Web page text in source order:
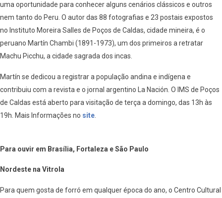
uma oportunidade para conhecer alguns cenários clássicos e outros
nem tanto do Peru. O autor das 88 fotografias e 23 postais expostos
no Instituto Moreira Salles de Poços de Caldas, cidade mineira, é o
peruano Martín Chambi (1891-1973), um dos primeiros a retratar
Machu Picchu, a cidade sagrada dos incas.
Martín se dedicou a registrar a população andina e indígena e
contribuiu com a revista e o jornal argentino La Nación. O IMS de Poços
de Caldas está aberto para visitação de terça a domingo, das 13h às
19h. Mais Informações no site
Para ouvir em Brasília, Fortaleza e São Paulo
Nordeste na Vitrola
Para quem gosta de forró em qualquer época do ano, o Centro Cultural